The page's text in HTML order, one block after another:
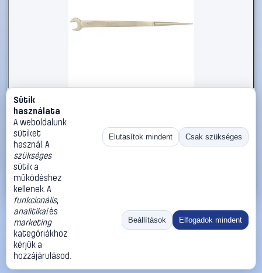
#2696654
KS Tools 9638113 963.8113 Szerelő villáskulcs
Kulcsszélesség (coll) 15/16
KS Tools Egyoldalas villáskulcsok
38 990 Ft
Kosárba
«
Ugrás:
Méret:
Rendezés:
©2026
ThermoScope
ÁSZF
Cégbemutató
Sütik
használata
A weboldalunk
sütiket
használ. A
szükséges
sütik a
működéshez
kellenek. A
funkcionális,
analitikaiés
marketing
kategóriákhoz
kérjük a
hozzájárulásod.
Elutasítok mindent Csak szükséges
Beállítások Elfogadok mindent